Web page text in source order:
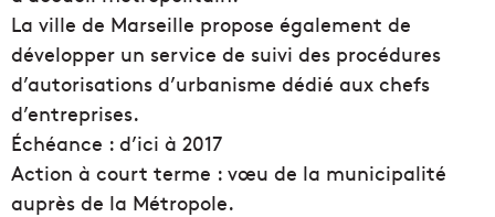
La ville de Marseille propose également de
développer un service de suivi des procédures
d’autorisations d’urbanisme dédié aux chefs
d’entreprises.
Échéance : d’ici à 2017
Action à court terme : vœu de la municipalité
auprès de la Métropole.